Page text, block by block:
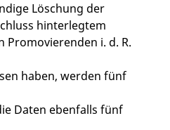
Löschung der
hinterlegtem
i. d. R.
haben, werden fünf
Daten ebenfalls fünf